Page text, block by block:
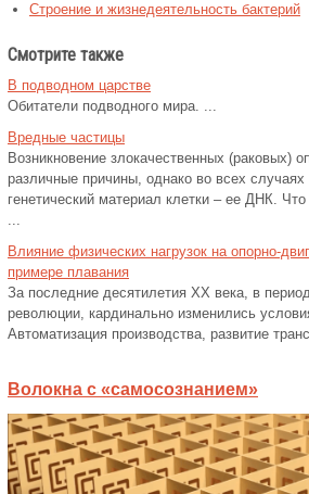
Строение и жизнедеятельность бактерий
Смотрите также
В подводном царстве
Обитатели подводного мира. ...
Вредные частицы
Возникновение злокачественных (раковых)
различные причины, однако во всех случаях
генетический материал клетки – ее ДНК.
...
Влияние физических нагрузок на опорно-
примере плавания
За последние десятилетия ХХ века, в
революции, кардинально изменились
Автоматизация производства, развитие
Волокна с «самосознанием»